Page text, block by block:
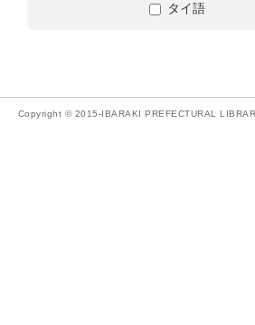
タイ語
Copyright © 2015-IBARAKI PREFECTURAL